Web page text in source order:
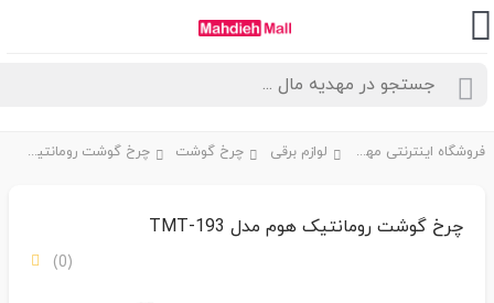
فروشگاه اینترنتی مهدیه مال لوازم برقی چرخ گوشت چرخ گوشت رومانتیک هوم مدل TMT-193
چرخ گوشت رومانتیک هوم مدل TMT-193